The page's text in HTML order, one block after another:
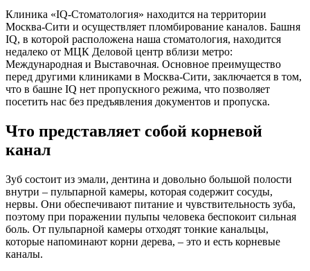
Клиника «IQ-Стоматология» находится на территории
Москва-Сити и осуществляет пломбирование каналов. Башня
IQ, в которой расположена наша стоматология, находится
недалеко от МЦК Деловой центр вблизи метро:
Международная и Выставочная. Основное преимущество
перед другими клиниками в Москва-Сити, заключается в том,
что в башне IQ нет пропускного режима, что позволяет
посетить нас без предъявления документов и пропуска.
Что представляет собой корневой
канал
Зуб состоит из эмали, дентина и довольно большой полости
внутри – пульпарной камеры, которая содержит сосуды,
нервы. Они обеспечивают питание и чувствительность зуба,
поэтому при поражении пульпы человека беспокоит сильная
боль. От пульпарной камеры отходят тонкие канальцы,
которые напоминают корни дерева, – это и есть корневые
каналы.